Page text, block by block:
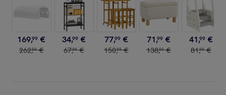
169,99 €
262,99 €
34,99 €
67,99 €
77,99 €
150,99 €
71,99 €
138,99 €
41,99 €
81,99 €